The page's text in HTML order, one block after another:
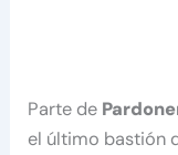
Parte de
el último bastión